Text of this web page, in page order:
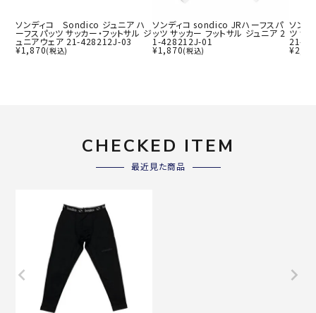
ソンディコ Sondico ジュニア ハ
ーフスパッツ サッカー・フットサル ジ
ュニアウェア 21-428212J-03
¥1,870(税込)
ソンディコ sondico JRハーフスパ
ッツ サッカー フットサル ジュニア 2
1-428212J-01
¥1,870(税込)
ソン
ツ サ
21-
¥
CHECKED ITEM
最近見た商品